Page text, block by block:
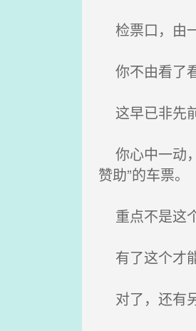
检票口，由
你不由看了
这早已非先
你心中一动
赞助”的车票。
重点不是这
有了这个才
对了，还有